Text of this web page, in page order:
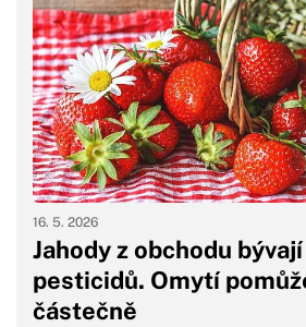
Jahody z obchodu
pesticidů. Omytí
částečně
16. 5. 2026